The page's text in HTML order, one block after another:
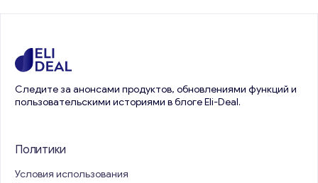
Следите за анонсами продуктов, обновлениями функций и
пользовательскими историями в блоге Eli-Deal.
Политики
Условия использования